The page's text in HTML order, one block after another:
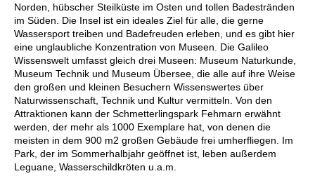
Norden, hübscher Steilküste im Osten und tollen Badestränden
im Süden. Die Insel ist ein ideales Ziel für alle, die gerne
Wassersport treiben und Badefreuden erleben, und es gibt hier
eine unglaubliche Konzentration von Museen. Die Galileo
Wissenswelt umfasst gleich drei Museen: Museum Naturkunde,
Museum Technik und Museum Übersee, die alle auf ihre Weise
den großen und kleinen Besuchern Wissenswertes über
Naturwissenschaft, Technik und Kultur vermitteln. Von den
Attraktionen kann der Schmetterlingspark Fehmarn erwähnt
werden, der mehr als 1000 Exemplare hat, von denen die
meisten in dem 900 m2 großen Gebäude frei umherfliegen. Im
Park, der im Sommerhalbjahr geöffnet ist, leben außerdem
Leguane, Wasserschildkröten u.a.m.